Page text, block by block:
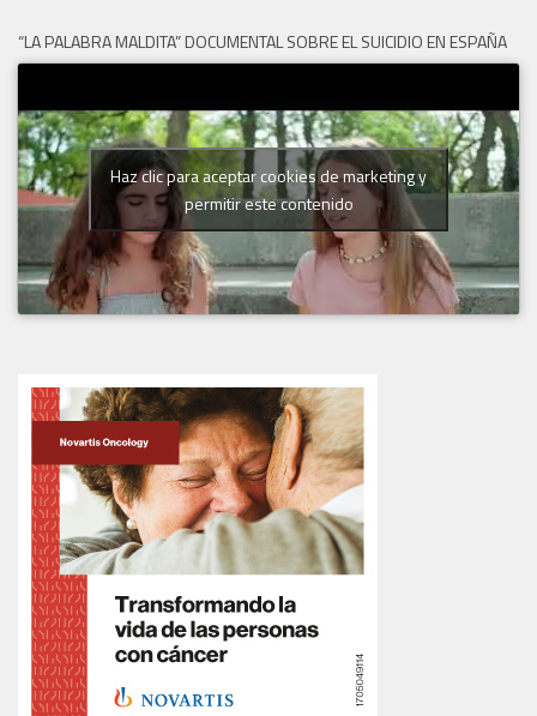
“LA PALABRA MALDITA” DOCUMENTAL SOBRE EL SUICIDIO EN ESPAÑA
Haz clic para aceptar cookies de marketing y
permitir este contenido